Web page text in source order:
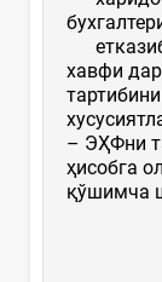
хавфи
– ЭҲФни
ҳисобга
қўшимча